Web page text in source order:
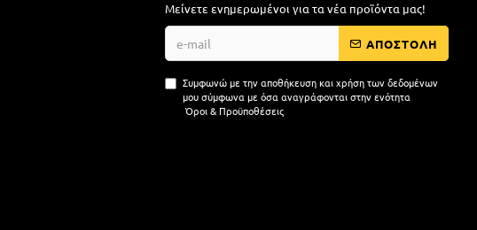
Μείνετε ενημερωμένοι για τα νέα προϊόντα μας!
ΑΠΟΣΤΟΛΗ
Συμφωνώ με την αποθήκευση και χρήση των δεδομένων
μου σύμφωνα με όσα αναγράφονται στην ενότητα
Όροι & Προϋποθέσεις